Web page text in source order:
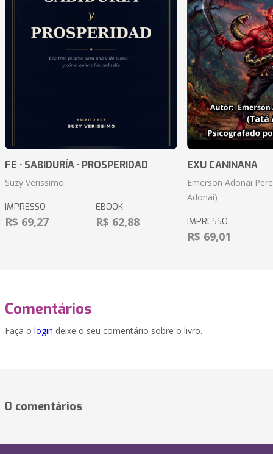
FE · SABIDURÍA · PROSPERIDAD
Suzy Verissimo
IMPRESSO
R$ 69,27
EBOOK
R$ 62,88
EXU CANINANA
Emerson Adonai
Adonai)
IMPRESSO
R$ 69,01
Comentários
Faça o login deixe o seu comentário sobre o livro.
0 comentários